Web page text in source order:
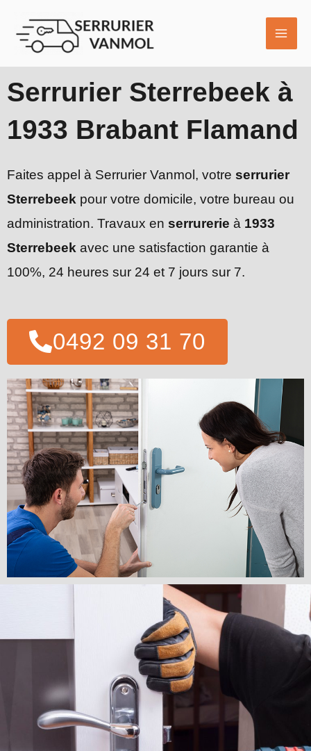
contenu
Serrurier Sterrebeek à
1933 Brabant Flamand
Faites appel à Serrurier Vanmol, votre serrurier
Sterrebeek pour votre domicile, votre bureau ou
administration. Travaux en serrurerie à 1933
Sterrebeek avec une satisfaction garantie à
100%, 24 heures sur 24 et 7 jours sur 7.
0492 09 31 70